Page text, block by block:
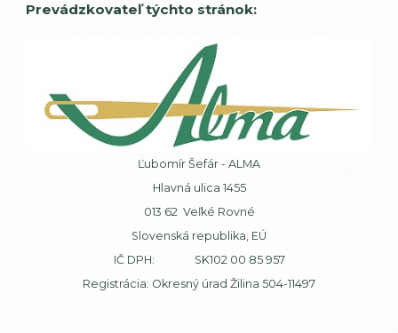
Prevádzkovateľ týchto stránok:
Ľubomír Šefár - ALMA
Hlavná ulica 1455
013 62 Veľké Rovné
Slovenská republika, EÚ
IČ DPH: SK102 00 85 957
Registrácia: Okresný úrad Žilina 504-11497